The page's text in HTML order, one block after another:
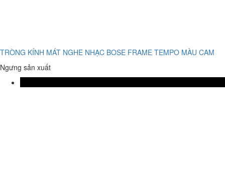
TRÒNG KÍNH MÁT NGHE NHẠC BOSE FRAME TEMPO MÀU CAM
Ngưng sản xuất